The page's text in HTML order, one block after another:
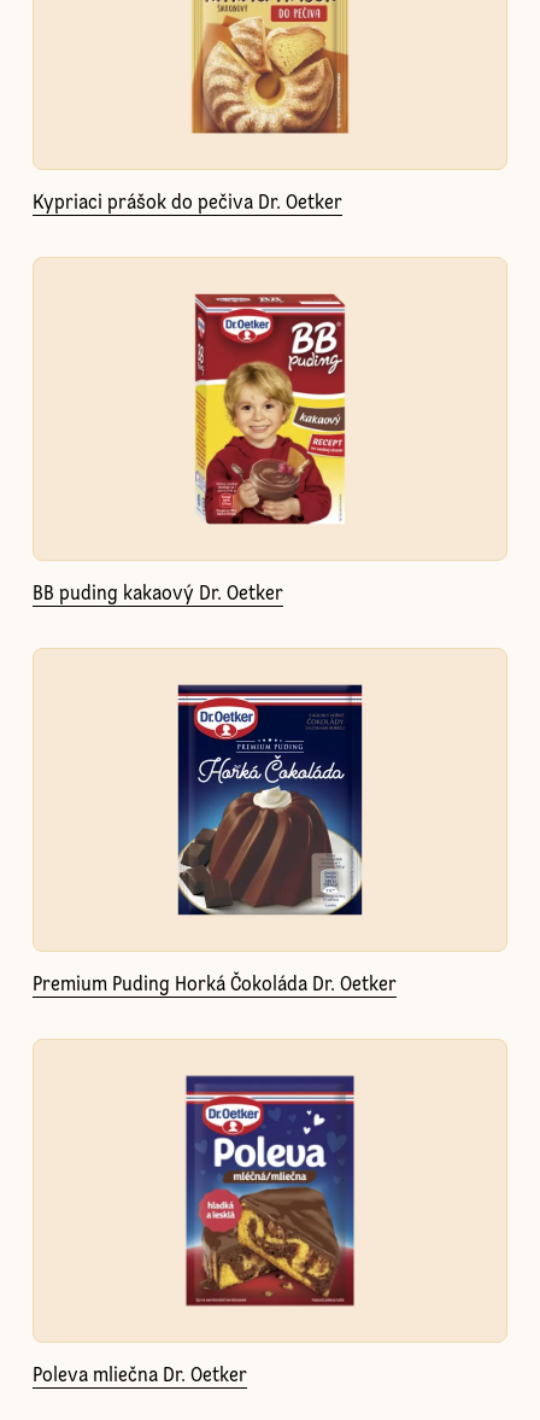
Kypriaci prášok do pečiva Dr. Oetker
BB puding kakaový Dr. Oetker
Premium Puding Horká Čokoláda Dr. Oetker
Poleva mliečna Dr. Oetker